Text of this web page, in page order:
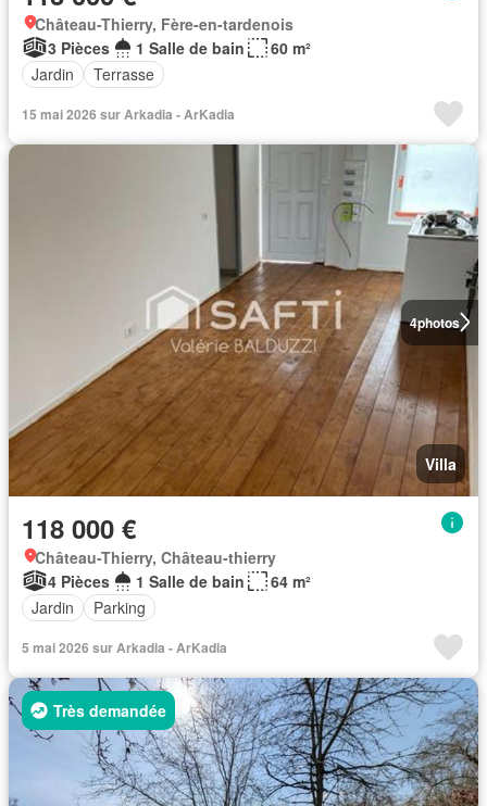
Château-Thierry, Fère-en-tardenois
3 Pièces
1 Salle de bain
60 m²
Jardin
Terrasse
15 mai 2026 sur Arkadia - ArKadia
4photos
Villa
118 000 €
Château-Thierry, Château-thierry
4 Pièces
1 Salle de bain
64 m²
Jardin
Parking
5 mai 2026 sur Arkadia - ArKadia
Très demandée